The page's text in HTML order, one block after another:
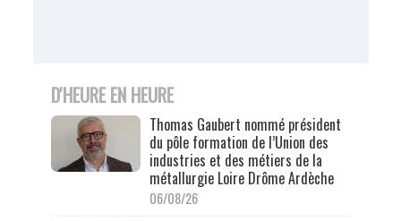
D'HEURE EN HEURE
Thomas Gaubert nommé président
du pôle formation de l’Union des
industries et des métiers de la
métallurgie Loire Drôme Ardèche
06/08/26